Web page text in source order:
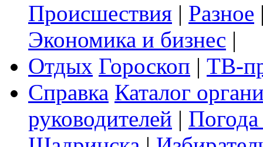
Происшествия | Разное
Экономика и бизнес |
Отдых Гороскоп | ТВ-
Справка Каталог
руководителей |